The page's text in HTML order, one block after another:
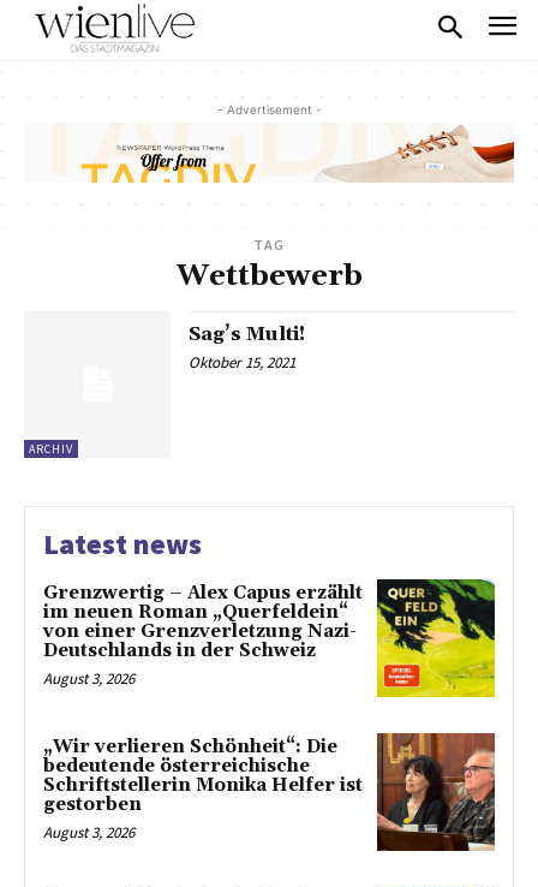
- Advertisement -
TAG
Wettbewerb
ARCHIV
Sag’s Multi!
Oktober 15, 2021
Latest news
Grenzwertig – Alex Capus erzählt
im neuen Roman „Querfeldein“
von einer Grenzverletzung Nazi-
Deutschlands in der Schweiz
August 3, 2026
„Wir verlieren Schönheit“: Die
bedeutende österreichische
Schriftstellerin Monika Helfer ist
gestorben
August 3, 2026